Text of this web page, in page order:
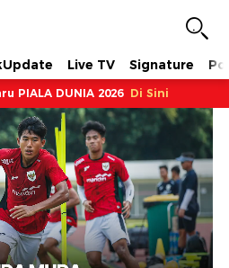
Live TV Signature
PIALA DUNIA 2026 Di Sini